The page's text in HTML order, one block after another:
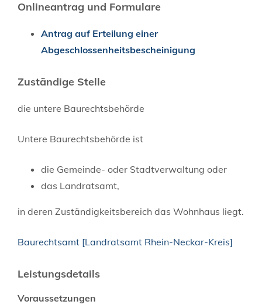
Onlineantrag und Formulare
Antrag auf Erteilung einer
Abgeschlossenheitsbescheinigung
Zuständige Stelle
die untere Baurechtsbehörde
Untere Baurechtsbehörde ist
die Gemeinde- oder Stadtverwaltung oder
das Landratsamt,
in deren Zuständigkeitsbereich das Wohnhaus liegt.
Baurechtsamt [Landratsamt Rhein-Neckar-Kreis]
Leistungsdetails
Voraussetzungen